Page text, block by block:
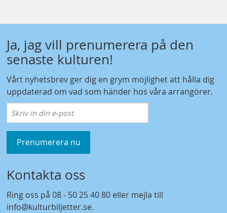
Ja, jag vill prenumerera på den
senaste kulturen!
Vårt nyhetsbrev ger dig en grym möjlighet att hålla dig
uppdaterad om vad som händer hos våra arrangörer.
Prenumerera nu
Kontakta oss
Ring oss på08 - 50 25 40 80 eller mejla till
info@kulturbiljetter.se.